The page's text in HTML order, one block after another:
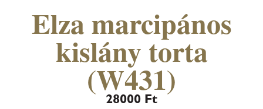
Elza marcipános
kislány torta
(W431)
28000 Ft